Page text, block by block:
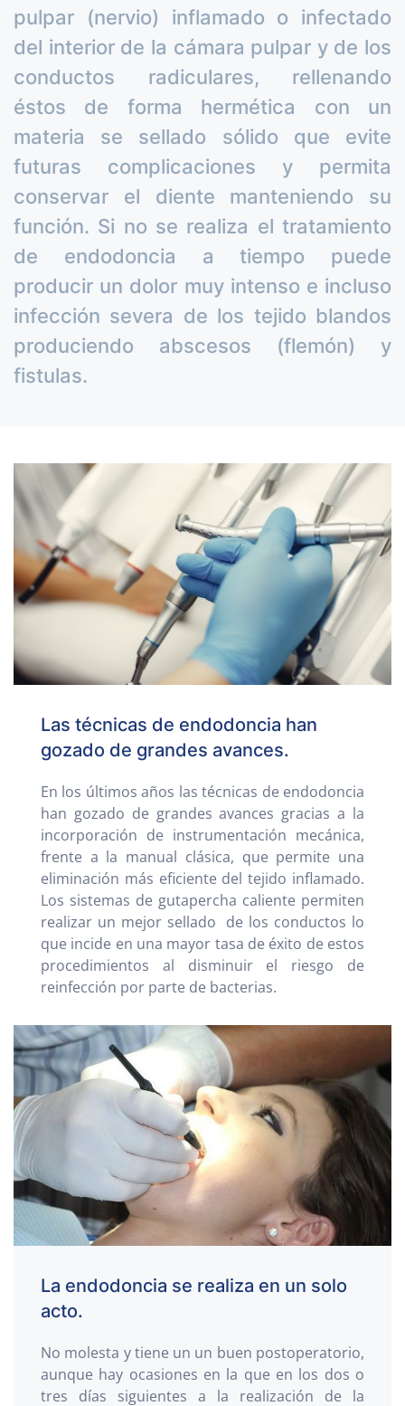
pulpar (nervio) inflamado o infectado
del interior de la cámara pulpar y de los
conductos radiculares, rellenando
éstos de forma hermética con un
materia se sellado sólido que evite
futuras complicaciones y permita
conservar el diente manteniendo su
función. Si no se realiza el tratamiento
de endodoncia a tiempo puede
producir un dolor muy intenso e incluso
infección severa de los tejido blandos
produciendo abscesos (flemón) y
fistulas.
Las técnicas de endodoncia han
gozado de grandes avances.
En los últimos años las técnicas de endodoncia
han gozado de grandes avances gracias a la
incorporación de instrumentación mecánica,
frente a la manual clásica, que permite una
eliminación más eficiente del tejido inflamado.
Los sistemas de gutapercha caliente permiten
realizar un mejor sellado de los conductos lo
que incide en una mayor tasa de éxito de estos
procedimientos al disminuir el riesgo de
reinfección por parte de bacterias.
La endodoncia se realiza en un solo
acto.
No molesta y tiene un un buen postoperatorio,
aunque hay ocasiones en la que en los dos o
tres días siguientes a la realización de la